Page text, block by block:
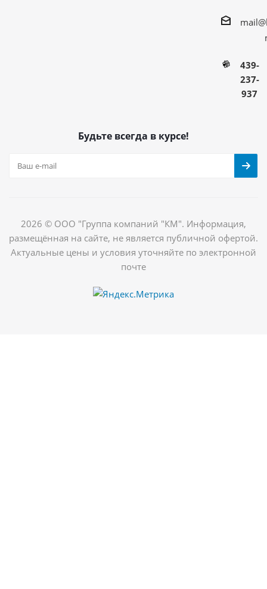
439-
237-
937
Будьте всегда в курсе!
2026 © ООО "Группа компаний "КМ". Информация,
размещённая на сайте, не является публичной офертой.
Актуальные цены и условия уточняйте по электронной
почте